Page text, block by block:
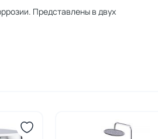
Представлены в двух